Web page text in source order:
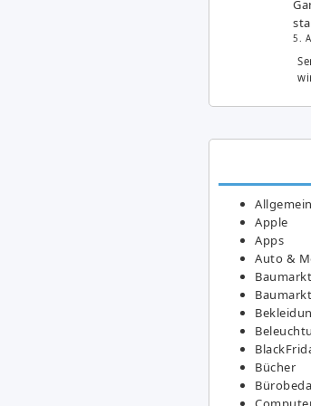
5.
Allgemein
Apple
Apps
Auto &
Baumarkt
Bücher